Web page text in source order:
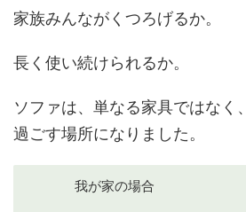
家族みんながくつろげるか。
長く使い続けられるか。
ソファは、単なる家具ではなく
過ごす場所になりました。
我が家の場合